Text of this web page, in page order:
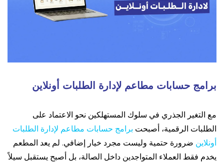
برامج حسابات مطاعم لإدارة الطلبات أونلاين
مع التغير الجذري في سلوك المستهلكين نحو الاعتماد على
الطلبات الرقمية، أصبحت برامج حسابات مطاعم لإدارة الطلبات
أونلاين ضرورة حتمية وليست مجرد خيار إضافي. لم يعد المطعم
يخدم فقط العملاء المتواجدين داخل الصالة، بل أصبح يستقبل سيلاً